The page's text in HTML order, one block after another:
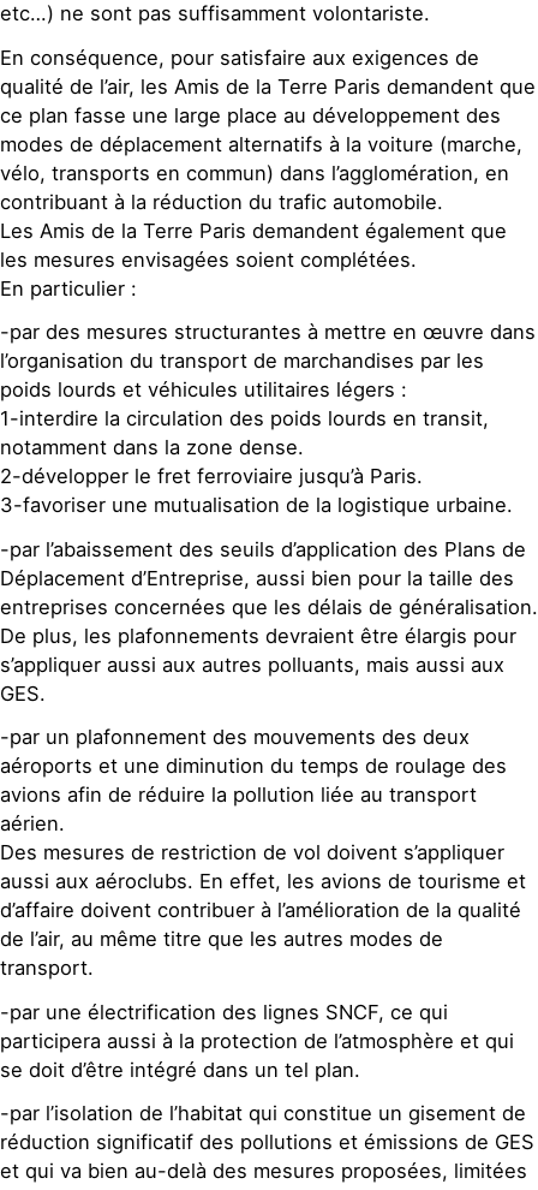
etc…) ne sont pas suffisamment volontariste.
En conséquence, pour satisfaire aux exigences de
qualité de l’air, les Amis de la Terre Paris demandent que
ce plan fasse une large place au développement des
modes de déplacement alternatifs à la voiture (marche,
vélo, transports en commun) dans l’agglomération, en
contribuant à la réduction du trafic automobile.
Les Amis de la Terre Paris demandent également que
les mesures envisagées soient complétées.
En particulier :
-par des mesures structurantes à mettre en œuvre dans
l’organisation du transport de marchandises par les
poids lourds et véhicules utilitaires légers :
1-interdire la circulation des poids lourds en transit,
notamment dans la zone dense.
2-développer le fret ferroviaire jusqu’à Paris.
3-favoriser une mutualisation de la logistique urbaine.
-par l’abaissement des seuils d’application des Plans de
Déplacement d’Entreprise, aussi bien pour la taille des
entreprises concernées que les délais de généralisation.
De plus, les plafonnements devraient être élargis pour
s’appliquer aussi aux autres polluants, mais aussi aux
GES.
-par un plafonnement des mouvements des deux
aéroports et une diminution du temps de roulage des
avions afin de réduire la pollution liée au transport
aérien.
Des mesures de restriction de vol doivent s’appliquer
aussi aux aéroclubs. En effet, les avions de tourisme et
d’affaire doivent contribuer à l’amélioration de la qualité
de l’air, au même titre que les autres modes de
transport.
-par une électrification des lignes SNCF, ce qui
participera aussi à la protection de l’atmosphère et qui
se doit d’être intégré dans un tel plan.
-par l’isolation de l’habitat qui constitue un gisement de
réduction significatif des pollutions et émissions de GES
et qui va bien au-delà des mesures proposées, limitées